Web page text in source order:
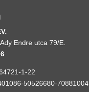
Endre utca 79/E.
1-22
50526680-70881004